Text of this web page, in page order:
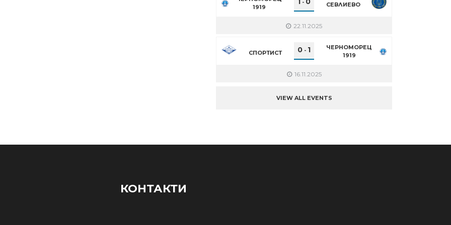
1919
- СЕВЛИЕВО
22.11.2025
СПОРТИСТ 0 - 1
ЧЕРНОМОРЕЦ
1919
16.11.2025
VIEW ALL EVENTS
КОНТАКТИ